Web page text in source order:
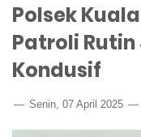
Polsek
Patroli
Kondusif
Senin, 07 April 2025